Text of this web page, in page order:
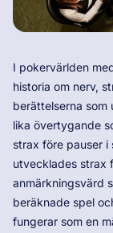
I pokervärlden
historia om nerv,
berättelserna
lika övertygande
strax före pauser i
utvecklades strax
anmärkningsvärd
beräknade spel
fungerar som en